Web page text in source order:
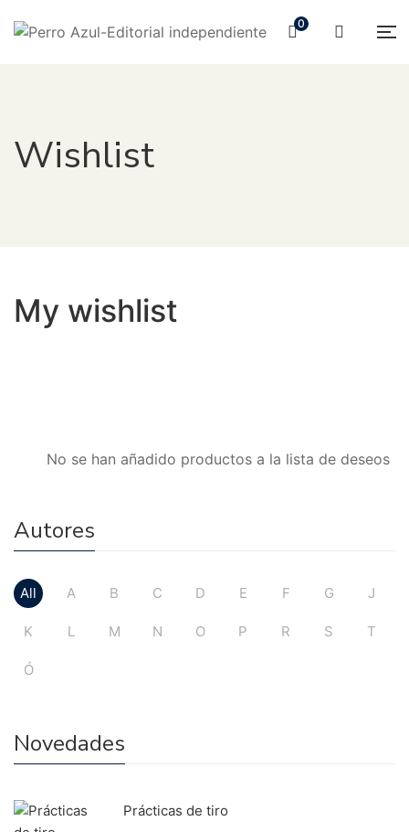
0
Wishlist
My wishlist
No se han añadido productos a la lista de deseos
Autores
All A B C D E F G J
K L M N O P R S T
Ó
Novedades
Prácticas de tiro